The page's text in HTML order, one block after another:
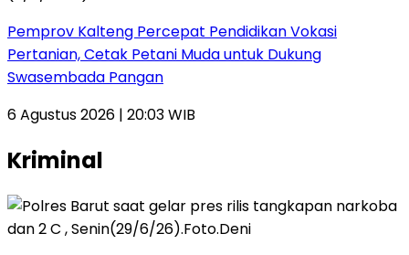
Pemprov Kalteng Percepat Pendidikan Vokasi
Pertanian, Cetak Petani Muda untuk Dukung
Swasembada Pangan
6 Agustus 2026 | 20:03 WIB
Kriminal